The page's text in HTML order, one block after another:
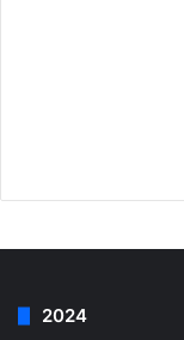
2024